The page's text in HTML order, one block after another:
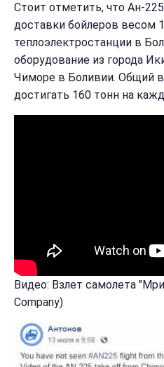
Стоит отметить, что Ан-
доставки бойлеров весом
теплоэлектростанции в
оборудование из города
Чиморе в Боливии. Общий
достигать 160 тонн на
Видео: Взлет самолета
Company)